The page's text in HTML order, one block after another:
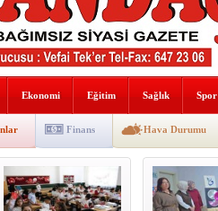
ECZANELER
yeni dönem: Yönetmelik kapsamlı şekilde
araç takla attı! 2’si Çocuk 5 Yaralı
Güzel” doğa yürüyüşü
Ekonomi Eğitim Sağlık Spor
Finans Hava Durumu